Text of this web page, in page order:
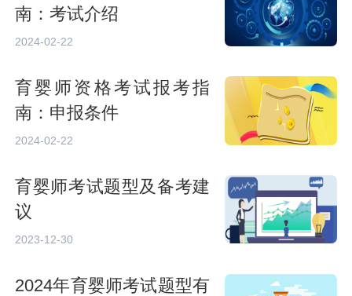
南：考试介绍
2024-02-22
育婴师资格考试报考指
南：申报条件
2024-02-22
育婴师考试题型及备考建
议
2023-12-30
2024年育婴师考试题型有